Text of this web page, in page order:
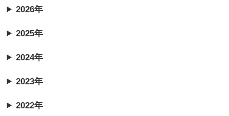
2026年
2025年
2024年
2023年
2022年